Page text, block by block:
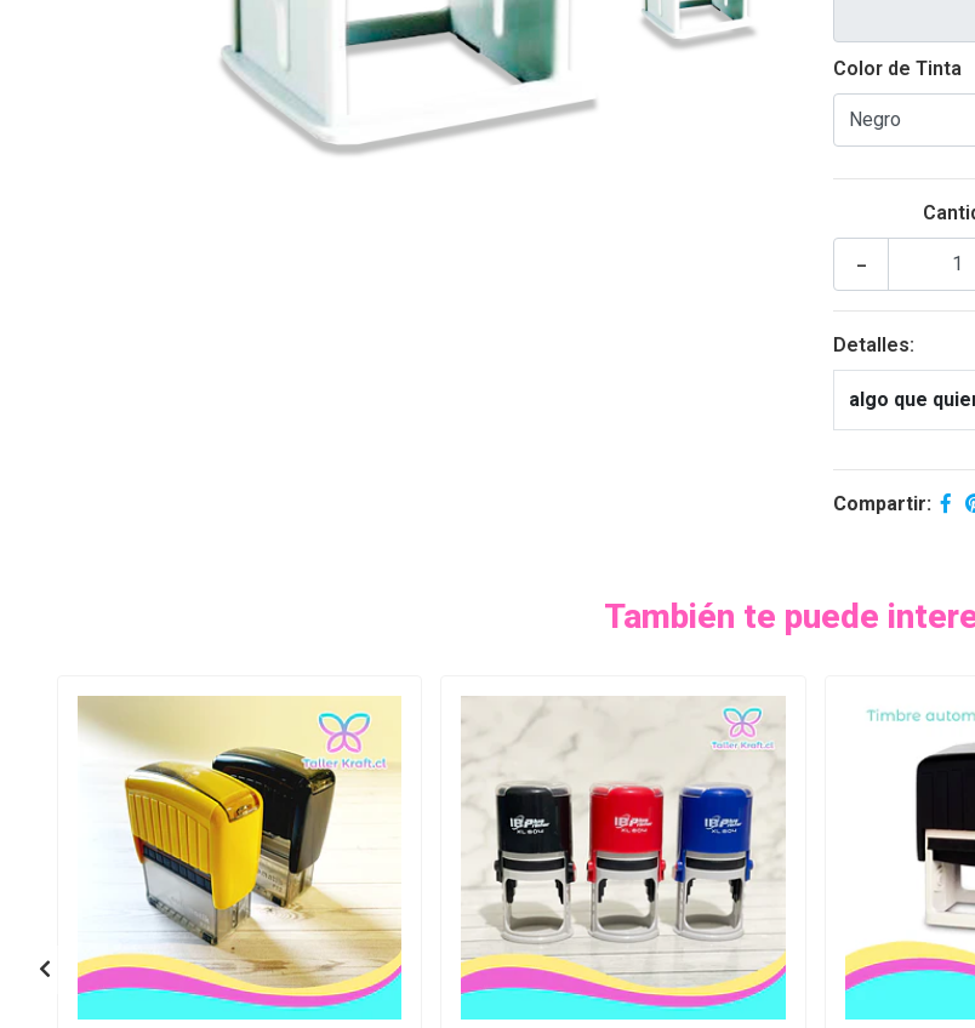
Color de Tinta
-
Detalles:
algo que
Compartir:
También te puede